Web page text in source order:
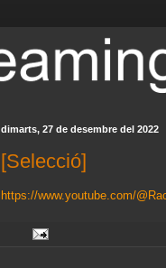
dimarts, 27 de desembre del 2022
[Selecció]
https://www.youtube.com/